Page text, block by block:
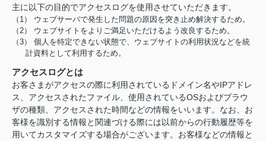
主に以下の目的でアクセスログを使用させていただきます。
（1） ウェブサーバで発生した問題の原因を突き止め解決するため。
（2） ウェブサイトをよりご満足いただけるよう改良するため。
（3） 個人を特定できない状態で、ウェブサイトの利用状況などを統
計資料として利用するため。
アクセスログとは
お客さまがアクセスの際に利用されているドメイン名やIPアドレ
ス、アクセスされたファイル、使用されているOSおよびブラウ
ザの種類、アクセスされた時間などの情報をいいます。なお、お
客様を識別する情報と関連づける際には以前からの行動履歴等を
用いてカスタマイズする場合がございます。お客様などの情報と